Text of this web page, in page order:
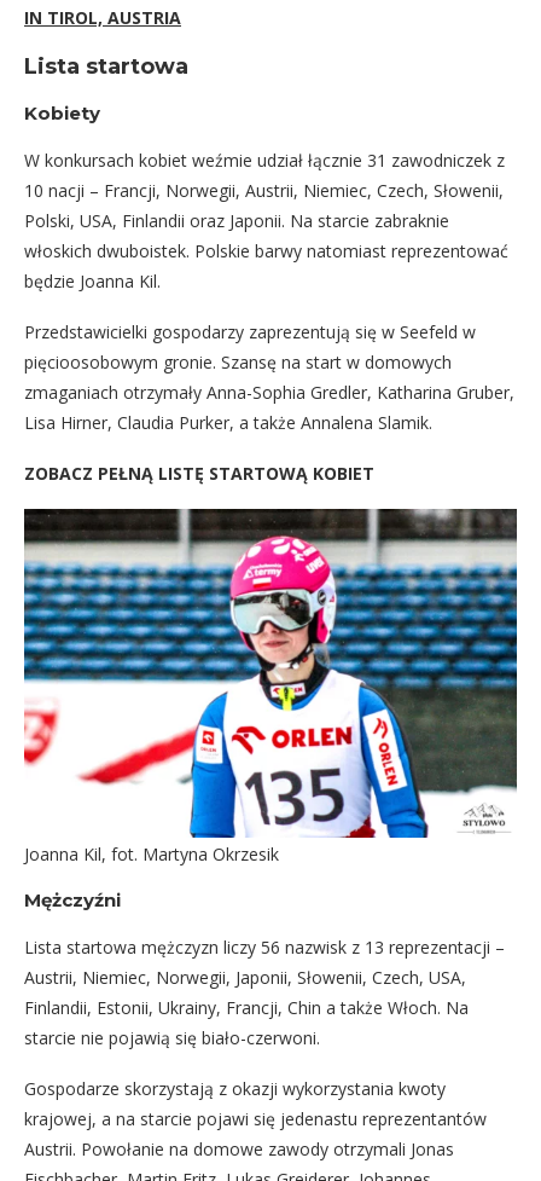
IN TIROL, AUSTRIA
Lista startowa
Kobiety
W konkursach kobiet weźmie udział łącznie 31 zawodniczek z
10 nacji – Francji, Norwegii, Austrii, Niemiec, Czech, Słowenii,
Polski, USA, Finlandii oraz Japonii. Na starcie zabraknie
włoskich dwuboistek. Polskie barwy natomiast reprezentować
będzie Joanna Kil.
Przedstawicielki gospodarzy zaprezentują się w Seefeld w
pięcioosobowym gronie. Szansę na start w domowych
zmaganiach otrzymały Anna-Sophia Gredler, Katharina Gruber,
Lisa Hirner, Claudia Purker, a także Annalena Slamik.
ZOBACZ PEŁNĄ LISTĘ STARTOWĄ KOBIET
Joanna Kil, fot. Martyna Okrzesik
Mężczyźni
Lista startowa mężczyzn liczy 56 nazwisk z 13 reprezentacji –
Austrii, Niemiec, Norwegii, Japonii, Słowenii, Czech, USA,
Finlandii, Estonii, Ukrainy, Francji, Chin a także Włoch. Na
starcie nie pojawią się biało-czerwoni.
Gospodarze skorzystają z okazji wykorzystania kwoty
krajowej, a na starcie pojawi się jedenastu reprezentantów
Austrii. Powołanie na domowe zawody otrzymali Jonas